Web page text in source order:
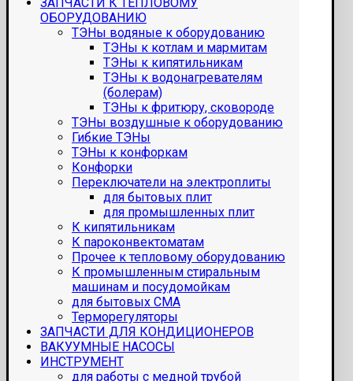
ОБОРУДОВАНИЮ
ТЭНы водяные к оборудованию
ТЭНы к котлам и мармитам
ТЭНы к кипятильникам
ТЭНы к водонагревателям
(болерам)
ТЭНы к фритюру, сковороде
ТЭНы воздушные к оборудованию
Гибкие ТЭНы
ТЭНы к конфоркам
Конфорки
Переключатели на электроплиты
для бытовых плит
для промышленных плит
К кипятильникам
К пароконвектоматам
Прочее к тепловому оборудованию
К промышленным стиральным
машинам и посудомойкам
для бытовых СМА
Терморегуляторы
ЗАПЧАСТИ ДЛЯ КОНДИЦИОНЕРОВ
ВАКУУМНЫЕ НАСОСЫ
ИНСТРУМЕНТ
для работы с медной трубой